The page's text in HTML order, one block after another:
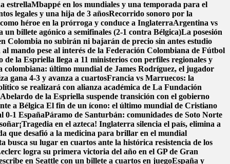
estrellaMbappé en los mundiales y una temporada para el
legales y una hija de 3 añosRecorrido sonoro por la
héroe en la prórroga y conduce a InglaterraArgentina vs
billete agónico a semifinales (2-1 contra Bélgica)La posesión
Colombia no subirán ni bajarán de precio sin antes estudio
mando pese al interés de la Federación Colombiana de Fútbol
la Espriella llega a 11 ministerios con perfiles regionales y
colombiana: último mundial de James Rodríguez, el jugador
gana 4-3 y avanza a cuartosFrancia vs Marruecos: la
se realizará con alianza académica de La Fundación
de la Espriella suspende transición con el gobierno
a Bélgica El fin de un ícono: el último mundial de Cristiano
0-1 EspañaPáramo de Santurbán: comunidades de Soto Norte
¡Tragedia en el azteca! Inglaterra silencia el país, elimina a
que desafió a la medicina para brillar en el mundial
busca su lugar en cuartos ante la histórica resistencia de los
logra su primera victoria del año en el GP de Gran
en Seattle con un billete a cuartos en juegoEspaña y